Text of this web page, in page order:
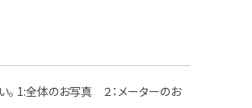
1:全体のお写真 ２：メーターのお